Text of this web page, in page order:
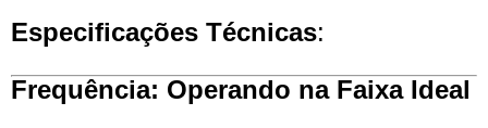
Especificações Técnicas:
Frequência: Operando na Faixa Ideal